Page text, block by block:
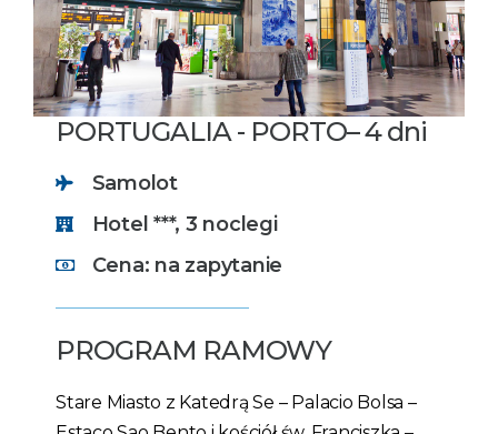
PORTUGALIA - PORTO– 4 dni
Samolot
Hotel ***, 3 noclegi
Cena: na zapytanie
PROGRAM RAMOWY
Stare Miasto z Katedrą Se – Palacio Bolsa –